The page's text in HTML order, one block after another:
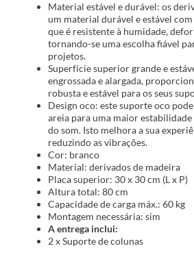
Material estável e durável: os
um material durável e estável
que é resistente à humidade,
tornando-se uma escolha fiável
projetos.
Superfície superior grande e
engrossada e alargada,
robusta e estável para os seus
Design oco: este suporte oco
areia para uma maior
do som. Isto melhora a sua
reduzindo as vibrações.
Cor: branco
Material: derivados de madeira
Placa superior: 30 x 30 cm (L x P)
Altura total: 80 cm
Capacidade de carga máx.: 60 kg
Montagem necessária: sim
A entrega inclui:
2 x Suporte de colunas